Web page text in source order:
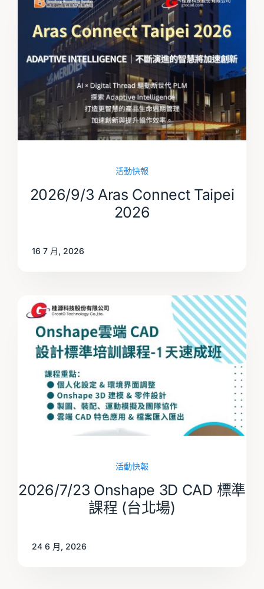
活動快報
2026/9/3 Aras Connect Taipei
2026
16 7 月, 2026
活動快報
2026/7/23 Onshape 3D CAD 標準
課程 (台北場)
24 6 月, 2026